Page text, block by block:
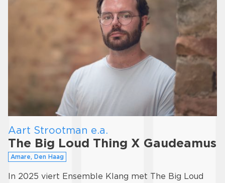
Aart Strootman e.a.
The Big Loud Thing X Gaudeamus
Amare, Den Haag
In 2025 viert Ensemble Klang met The Big Loud